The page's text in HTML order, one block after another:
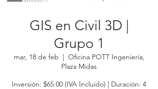
GIS en Civil 3D |
Grupo 1
mar, 18 de feb
  |
Oficina POTT Ingeniería,
Plaza Midas
Inversión: $65.00 (IVA Incluido) | Duración: 4